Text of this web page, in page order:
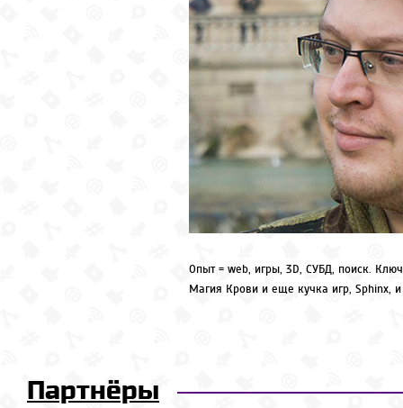
Опыт = web, игры, 3D, СУБД, поиск.
Магия Крови и еще кучка игр, Sphinx,
Партнёры